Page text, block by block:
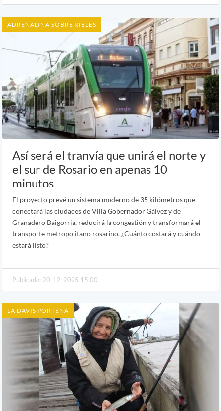
ADRENALINA SOBRE RIELES
Así será el tranvía que unirá el norte y
el sur de Rosario en apenas 10
minutos
El proyecto prevé un sistema moderno de 35 kilómetros que
conectará las ciudades de Villa Gobernador Gálvez y de
Granadero Baigorria, reducirá la congestión y transformará el
transporte metropolitano rosarino. ¿Cuánto costará y cuándo
estará listo?
Publicado: 20-12-2025 15:00
LA DAVIS PORTEÑA